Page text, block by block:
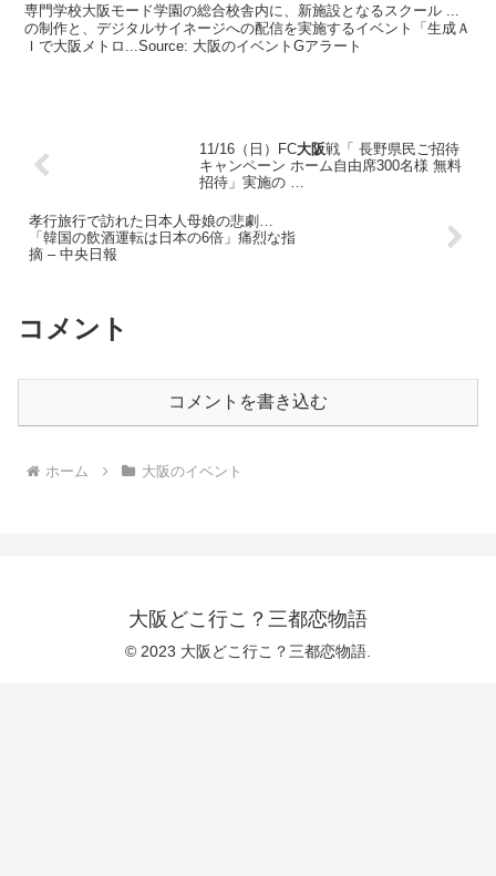
専門学校大阪モード学園の総合校舎内に、新施設となるスクール ...
の制作と、デジタルサイネージへの配信を実施するイベント「生成Ａ
Ｉで大阪メトロ...Source: 大阪のイベントGアラート
11/16（日）FC大阪戦「 長野県民ご招待
キャンペーン ホーム自由席300名様 無料
招待」実施の …
孝行旅行で訪れた日本人母娘の悲劇…
「韓国の飲酒運転は日本の6倍」痛烈な指
摘 – 中央日報
コメント
コメントを書き込む
ホーム 大阪のイベント
大阪どこ行こ？三都恋物語
© 2023 大阪どこ行こ？三都恋物語.